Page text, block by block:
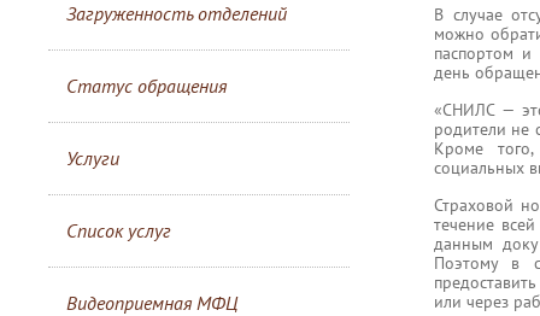
Загруженность отделений
Статус обращения
Услуги
Список услуг
Видеоприемная МФЦ
В случае
можно
паспортом и
день
«СНИЛС —
родители не
Кроме
социальных
Страховой
течение
данным
Поэтому в
или через